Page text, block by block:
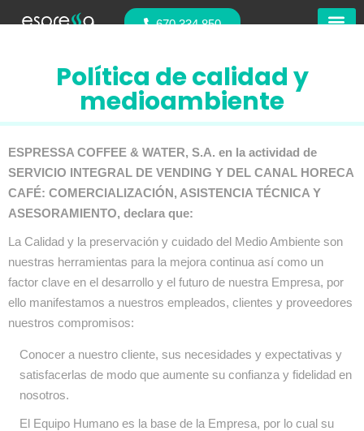
670 334 850
Política de calidad y
medioambiente
ESPRESSA COFFEE & WATER, S.A. en la actividad de
SERVICIO INTEGRAL DE VENDING Y DEL CANAL HORECA
CAFÉ: COMERCIALIZACIÓN, ASISTENCIA TÉCNICA Y
ASESORAMIENTO, declara que:
La Calidad y la preservación y cuidado del Medio Ambiente son
nuestras herramientas para la mejora continua así como un
factor clave en el desarrollo y el futuro de nuestra Empresa, por
ello manifestamos a nuestros empleados, clientes y proveedores
nuestros compromisos:
Conocer a nuestro cliente, sus necesidades y expectativas y
satisfacerlas de modo que aumente su confianza y fidelidad en
nosotros.
El Equipo Humano es la base de la Empresa, por lo cual su